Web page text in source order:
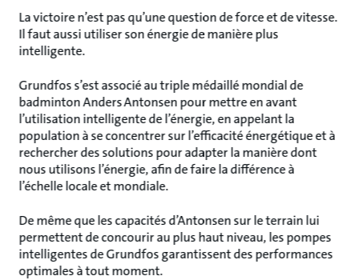
La victoire n’est pas qu’une question de force et de vitesse.
Il faut aussi utiliser son énergie de manière plus
intelligente.
Grundfos s’est associé au triple médaillé mondial de
badminton Anders Antonsen pour mettre en avant
l’utilisation intelligente de l’énergie, en appelant la
population à se concentrer sur l’efficacité énergétique et à
rechercher des solutions pour adapter la manière dont
nous utilisons l’énergie, afin de faire la différence à
l’échelle locale et mondiale.
De même que les capacités d’Antonsen sur le terrain lui
permettent de concourir au plus haut niveau, les pompes
intelligentes de Grundfos garantissent des performances
optimales à tout moment.